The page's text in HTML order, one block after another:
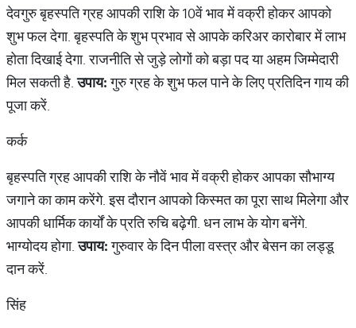
देवगुरु बृहस्पति ग्रह आपकी राशि के 10वें भाव में वक्री होकर आपको
शुभ फल देगा. बृहस्पति के शुभ प्रभाव से आपके करिअर कारोबार में लाभ
होता दिखाई देगा. राजनीति से जुड़े लोगों को बड़ा पद या ​अहम जिम्मेदारी
मिल सकती है.उपाय:गुरु ग्रह के शुभ फल पाने के लिए प्रतिदिन गाय की
पूजा करें.
कर्क
बृहस्पति ग्रह आपकी राशि के नौवें भाव में वक्री होकर आपका सौभाग्य
जगाने का काम करेंगे. इस दौरान आपको किस्मत का पूरा साथ मिलेगा और
आपकी धार्मिक कार्यों के प्रति रुचि बढ़ेगी. धन लाभ के योग बनेंगे.
भाग्योदय होगा.उपाय:गुरुवार के दिन पीला वस्त्र और बेसन का लड्डू
दान करें.
सिंह